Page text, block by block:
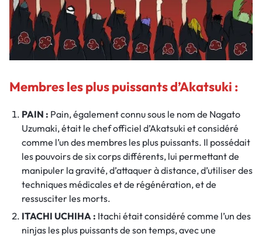
Membres les plus puissants d’Akatsuki :
PAIN : Pain, également connu sous le nom de Nagato
Uzumaki, était le chef officiel d’Akatsuki et considéré
comme l’un des membres les plus puissants. Il possédait
les pouvoirs de six corps différents, lui permettant de
manipuler la gravité, d’attaquer à distance, d’utiliser des
techniques médicales et de régénération, et de
ressusciter les morts.
ITACHI UCHIHA : Itachi était considéré comme l’un des
ninjas les plus puissants de son temps, avec une